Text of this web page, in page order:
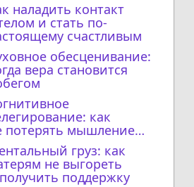
наладить контакт
и стать по-
счастливым
обесценивание:
вера становится
как
потерять мышление
груз: как
не выгореть
поддержку